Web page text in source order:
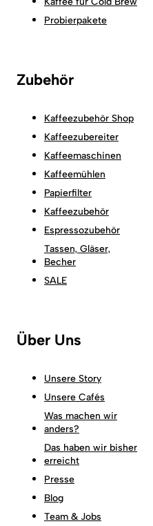
Probierpakete
Zubehör
Kaffeezubehör Shop
Kaffeezubereiter
Kaffeemaschinen
Kaffeemühlen
Papierfilter
Kaffeezubehör
Espressozubehör
Tassen, Gläser,
Becher
SALE
Über Uns
Unsere Story
Unsere Cafés
Was machen wir
anders?
Das haben wir bisher
erreicht
Presse
Blog
Team & Jobs